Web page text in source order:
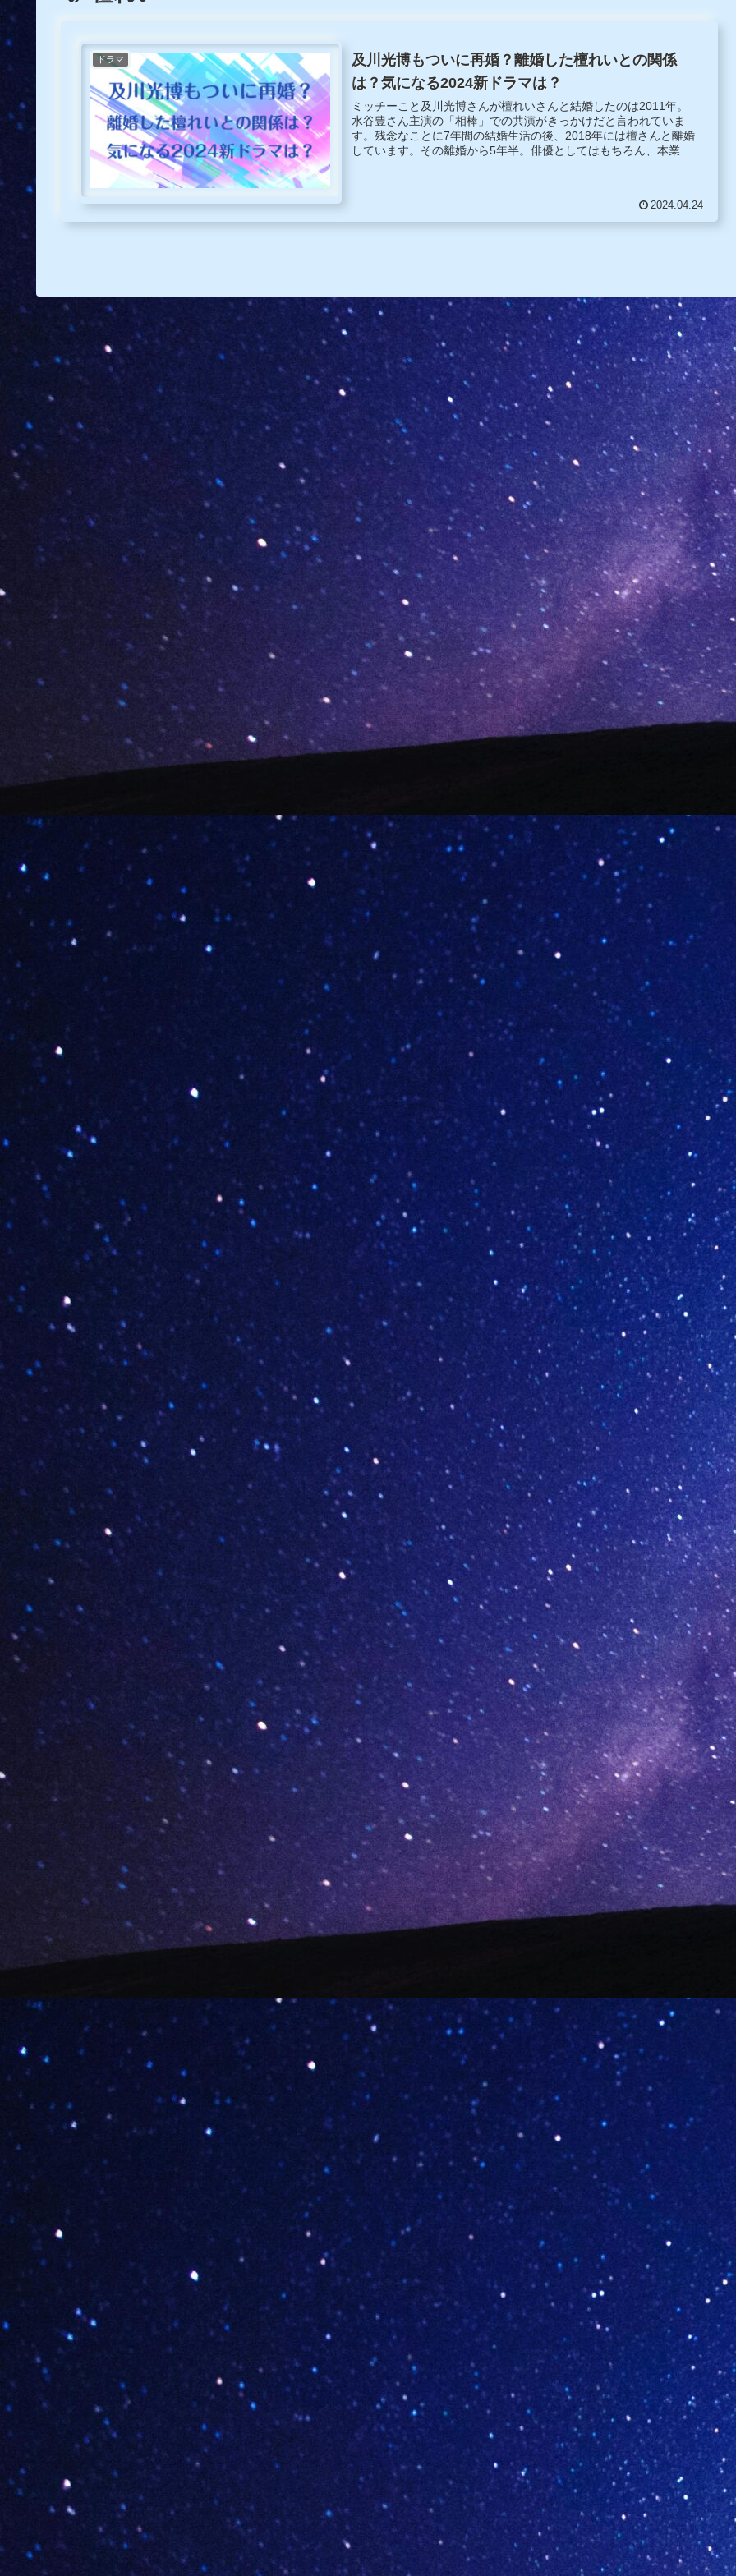
ドラマ
及川光博もついに再婚？離婚した檀れいとの関係
は？気になる2024新ドラマは？
ミッチーこと及川光博さんが檀れいさんと結婚したのは2011年。
水谷豊さん主演の「相棒」での共演がきっかけだと言われていま
す。残念なことに7年間の結婚生活の後、2018年には檀さんと離婚
しています。その離婚から5年半。俳優としてはもちろん、本業の
2024.04.24